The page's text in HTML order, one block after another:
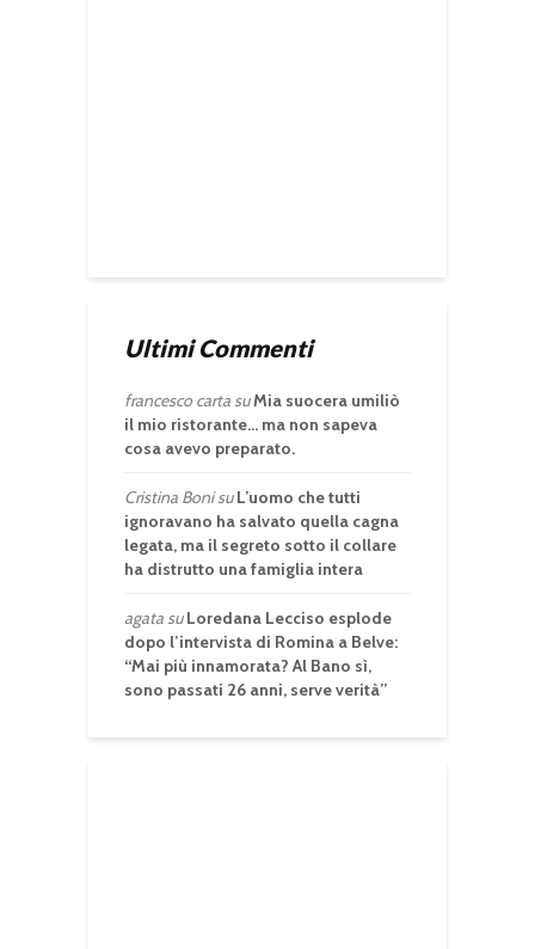
Ultimi Commenti
francesco cartasuMia suocera umiliò
il mio ristorante… ma non sapeva
cosa avevo preparato.
Cristina BonisuL’uomo che tutti
ignoravano ha salvato quella cagna
legata, ma il segreto sotto il collare
ha distrutto una famiglia intera
agatasuLoredana Lecciso esplode
dopo l’intervista di Romina a Belve:
“Mai più innamorata? Al Bano sì,
sono passati 26 anni, serve verità”